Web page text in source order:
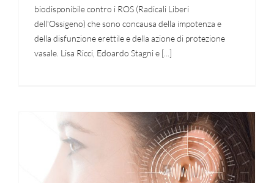
biodisponibile contro i ROS (Radicali Liberi
dell'Ossigeno) che sono concausa della impotenza e
della disfunzione erettile e della azione di protezione
vasale. Lisa Ricci, Edoardo Stagni e [...]
Sordità improvvisa e Ossigeno
Terapia Iperbarica